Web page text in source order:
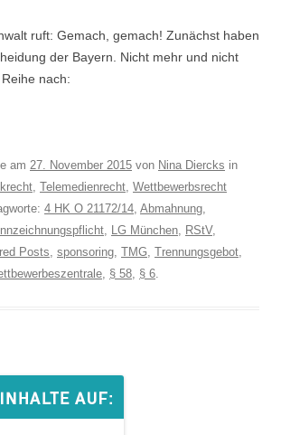
ruft: Gemach, gemach! Zunächst haben
der Bayern. Nicht mehr und nicht
nach:
am 27. November 2015 von Nina Diercks in
, Telemedienrecht, Wettbewerbsrecht
4 HK O 21172/14, Abmahnung,
, LG München, RStV,
Posts, sponsoring, TMG, Trennungsgebot,
, § 58, § 6.